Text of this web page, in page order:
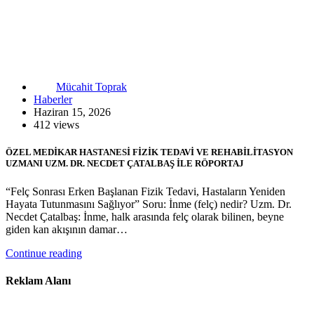
Mücahit Toprak
Haberler
Haziran 15, 2026
412 views
ÖZEL MEDİKAR HASTANESİ FİZİK TEDAVİ VE REHABİLİTASYON
UZMANI UZM. DR. NECDET ÇATALBAŞ İLE RÖPORTAJ
“Felç Sonrası Erken Başlanan Fizik Tedavi, Hastaların Yeniden
Hayata Tutunmasını Sağlıyor” Soru: İnme (felç) nedir? Uzm. Dr.
Necdet Çatalbaş: İnme, halk arasında felç olarak bilinen, beyne
giden kan akışının damar…
Continue reading
Reklam Alanı